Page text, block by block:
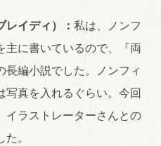
イディ）： 私は、ノンフ
主に書いているので、『両
編小説でした。ノンフィ
写真を入れるぐらい。今回
イラストレーターさんとの
。